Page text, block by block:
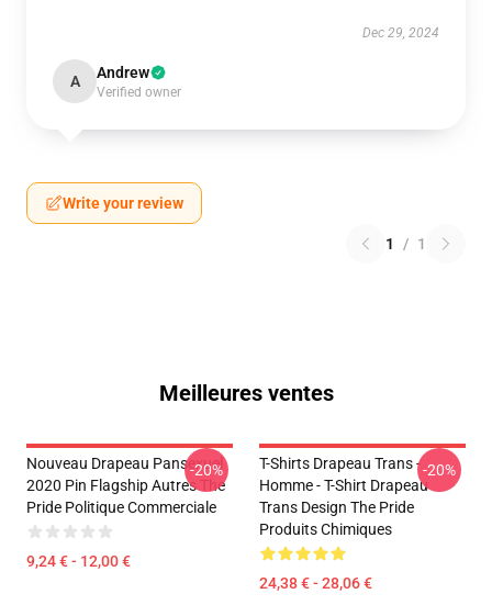
Dec 29, 2024
A Andrew
Verified owner
Write your review
1 / 1
Meilleures ventes
Nouveau Drapeau Pansexuel
2020 Pin Flagship Autres The
Pride Politique Commerciale
9,24 € - 12,00 €
-20%
T-Shirts Drapeau Trans -
Homme - T-Shirt Drapeau
Trans Design The Pride
Produits Chimiques
24,38 € - 28,06 €
-20%